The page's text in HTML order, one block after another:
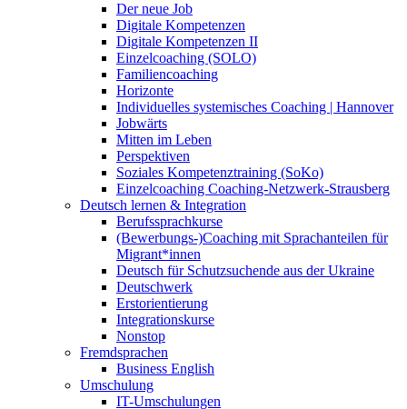
Der neue Job
Digitale Kompetenzen
Digitale Kompetenzen II
Einzelcoaching (SOLO)
Familiencoaching
Horizonte
Individuelles systemisches Coaching | Hannover
Jobwärts
Mitten im Leben
Perspektiven
Soziales Kompetenztraining (SoKo)
Einzelcoaching Coaching-Netzwerk-Strausberg
Deutsch lernen & Integration
Berufssprachkurse
(Bewerbungs-)Coaching mit Sprachanteilen für
Migrant*innen
Deutsch für Schutzsuchende aus der Ukraine
Deutschwerk
Erstorientierung
Integrationskurse
Nonstop
Fremdsprachen
Business English
Umschulung
IT-Umschulungen